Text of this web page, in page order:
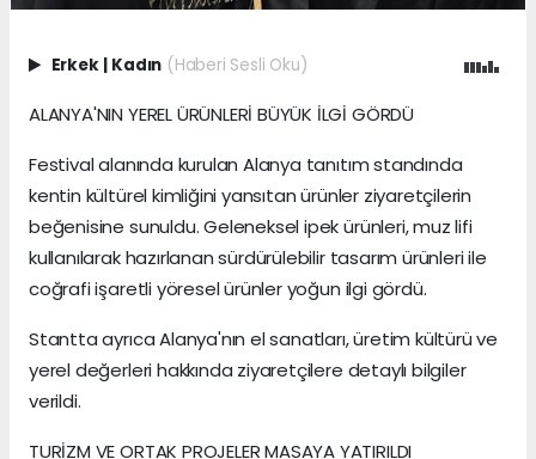
Erkek Kadın (Haberi Sesli Oku)
ALANYA'NIN YEREL ÜRÜNLERİ BÜYÜK İLGİ GÖRDÜ
Festival alanında kurulan Alanya tanıtım standında
kentin kültürel kimliğini yansıtan ürünler ziyaretçilerin
beğenisine sunuldu. Geleneksel ipek ürünleri, muz lifi
kullanılarak hazırlanan sürdürülebilir tasarım ürünleri ile
coğrafi işaretli yöresel ürünler yoğun ilgi gördü.
Stantta ayrıca Alanya'nın el sanatları, üretim kültürü ve
yerel değerleri hakkında ziyaretçilere detaylı bilgiler
verildi.
TURİZM VE ORTAK PROJELER MASAYA YATIRILDI